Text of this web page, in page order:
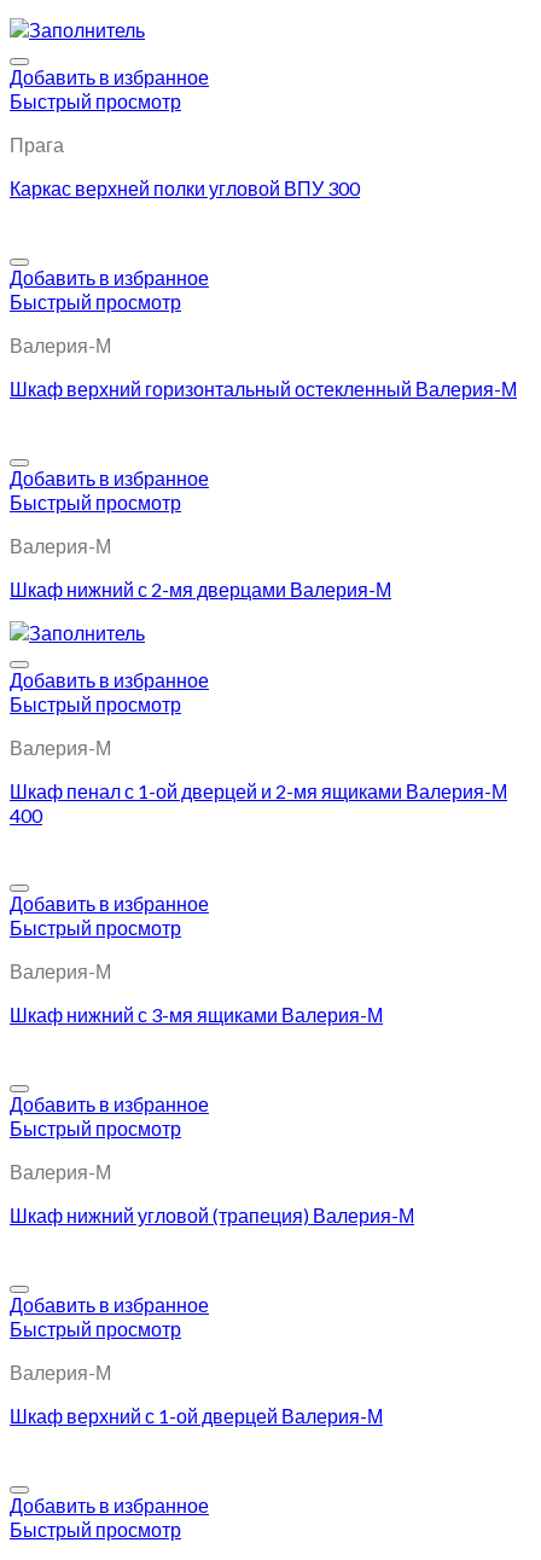
Добавить в избранное
Быстрый просмотр
Прага
Каркас верхней полки угловой ВПУ 300
Добавить в избранное
Быстрый просмотр
Валерия-М
Шкаф верхний горизонтальный остекленный Валерия-М
Добавить в избранное
Быстрый просмотр
Валерия-М
Шкаф нижний с 2-мя дверцами Валерия-М
Добавить в избранное
Быстрый просмотр
Валерия-М
Шкаф пенал с 1-ой дверцей и 2-мя ящиками Валерия-М
400
Добавить в избранное
Быстрый просмотр
Валерия-М
Шкаф нижний с 3-мя ящиками Валерия-М
Добавить в избранное
Быстрый просмотр
Валерия-М
Шкаф нижний угловой (трапеция) Валерия-М
Добавить в избранное
Быстрый просмотр
Валерия-М
Шкаф верхний с 1-ой дверцей Валерия-М
Добавить в избранное
Быстрый просмотр